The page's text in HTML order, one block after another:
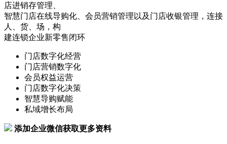
店进销存管理、
智慧门店在线导购化、会员营销管理以及门店收银管理，连接
人、货、场，构
建连锁企业新零售闭环
门店数字化经营
门店营销数字化
会员权益运营
门店数字化决策
智慧导购赋能
私域增长布局
添加企业微信获取更多资料